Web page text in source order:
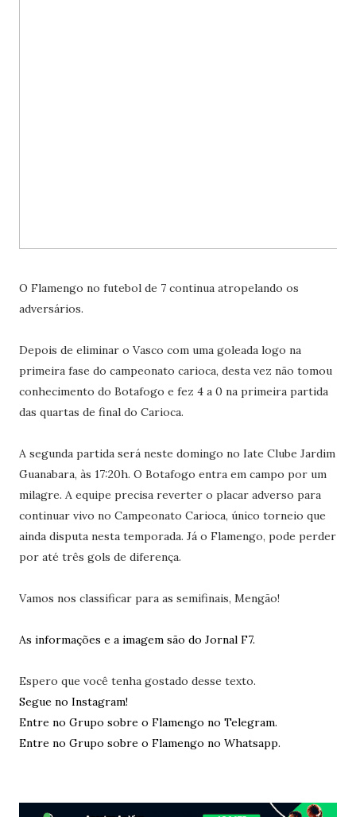
O Flamengo no futebol de 7 continua atropelando os
adversários.
Depois de eliminar o Vasco com uma goleada logo na
primeira fase do campeonato carioca, desta vez não tomou
conhecimento do Botafogo e fez 4 a 0 na primeira partida
das quartas de final do Carioca.
A segunda partida será neste domingo no Iate Clube Jardim
Guanabara, às 17:20h. O Botafogo entra em campo por um
milagre. A equipe precisa reverter o placar adverso para
continuar vivo no Campeonato Carioca, único torneio que
ainda disputa nesta temporada. Já o Flamengo, pode perder
por até três gols de diferença.
Vamos nos classificar para as semifinais, Mengão!
As informações e a imagem são do Jornal F7.
Espero que você tenha gostado desse texto.
Segue no Instagram!
Entre no Grupo sobre o Flamengo no Telegram.
Entre no Grupo sobre o Flamengo no Whatsapp.